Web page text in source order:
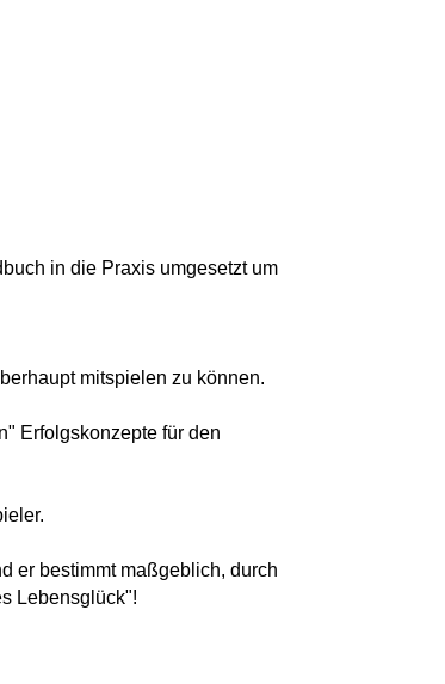
in die Praxis umgesetzt um
mitspielen zu können.
" Erfolgskonzepte für den
er bestimmt maßgeblich, durch
Lebensglück"!